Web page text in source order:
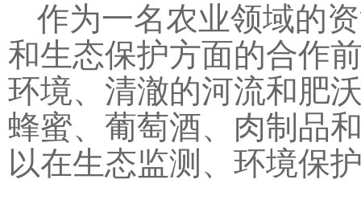
作为一名农业领域的
和生态保护方面的合作
环境、清澈的河流和肥
蜂蜜、葡萄酒、肉制品
以在生态监测、环境保